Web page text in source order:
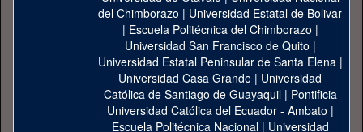
del Chimborazo | Universidad Estatal de Bolivar
| Escuela Politécnica del Chimborazo |
Universidad San Francisco de Quito |
Universidad Estatal Peninsular de Santa Elena|
Universidad Casa Grande | Universidad
Católica de Santiago de Guayaquil| Pontificia
Universidad Católica del Ecuador - Ambato |
Escuela Politécnica Nacional| Universidad